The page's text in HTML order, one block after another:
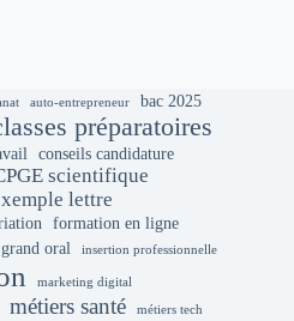
auto-entrepreneur bac 2025
préparatoires
conseils candidature
scientifique
lettre
formation en ligne
grand oral insertion professionnelle
marketing digital
métiers santé métiers tech